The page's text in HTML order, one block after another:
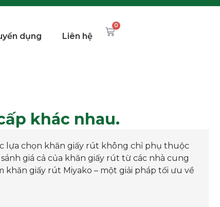
dụng Liên hệ
0
khác nhau.
lựa chọn khăn giấy rút không chỉ phụ thuộc
giá cả của khăn giấy rút từ các nhà cung
giấy rút Miyako – một giải pháp tối ưu về